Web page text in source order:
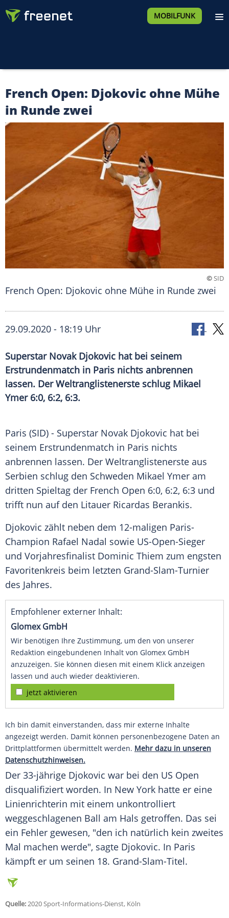
MOBILFUNK
French Open: Djokovic ohne Mühe
in Runde zwei
©SID
French Open: Djokovic ohne Mühe in Runde zwei
29.09.2020 - 18:19 Uhr
Superstar Novak Djokovic hat bei seinem
Erstrundenmatch in Paris nichts anbrennen
lassen. Der Weltranglistenerste schlug Mikael
Ymer 6:0, 6:2, 6:3.
Paris (SID) - Superstar Novak Djokovic hat bei
seinem Erstrundenmatch in Paris nichts
anbrennen lassen. Der Weltranglistenerste aus
Serbien schlug den Schweden Mikael Ymer am
dritten Spieltag der French Open 6:0, 6:2, 6:3 und
trifft nun auf den Litauer Ricardas Berankis.
Djokovic zählt neben dem 12-maligen Paris-
Champion Rafael Nadal sowie US-Open-Sieger
und Vorjahresfinalist Dominic Thiem zum engsten
Favoritenkreis beim letzten Grand-Slam-Turnier
des Jahres.
Empfohlener externer Inhalt:
Glomex GmbH
Wir benötigen Ihre Zustimmung, um den von unserer
Redaktion eingebundenen Inhalt von Glomex GmbH
anzuzeigen. Sie können diesen mit einem Klick anzeigen
lassen und auch wieder deaktivieren.
jetzt aktivieren
Ich bin damit einverstanden, dass mir externe Inhalte
angezeigt werden. Damit können personenbezogene Daten an
Drittplattformen übermittelt werden. Mehr dazu in unseren
Datenschutzhinweisen.
Der 33-jährige Djokovic war bei den US Open
disqualifiziert worden. In New York hatte er eine
Linienrichterin mit einem unkontrolliert
weggeschlagenen Ball am Hals getroffen. Das sei
ein Fehler gewesen, "den ich natürlich kein zweites
Mal machen werde", sagte Djokovic. In Paris
kämpft er um seinen 18. Grand-Slam-Titel.
Quelle:2020 Sport-Informations-Dienst, Köln